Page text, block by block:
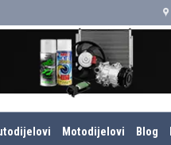
Motodijelovi Blog